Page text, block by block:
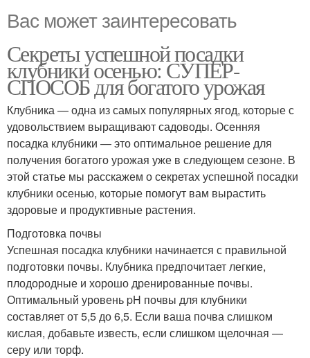
Вас может заинтересовать
Секреты успешной посадки
клубники осенью: СУПЕР-
СПОСОБ для богатого урожая
Клубника — одна из самых популярных ягод, которые с
удовольствием выращивают садоводы. Осенняя
посадка клубники — это оптимальное решение для
получения богатого урожая уже в следующем сезоне. В
этой статье мы расскажем о секретах успешной посадки
клубники осенью, которые помогут вам вырастить
здоровые и продуктивные растения.
Подготовка почвы
Успешная посадка клубники начинается с правильной
подготовки почвы. Клубника предпочитает легкие,
плодородные и хорошо дренированные почвы.
Оптимальный уровень pH почвы для клубники
составляет от 5,5 до 6,5. Если ваша почва слишком
кислая, добавьте известь, если слишком щелочная —
серу или торф.